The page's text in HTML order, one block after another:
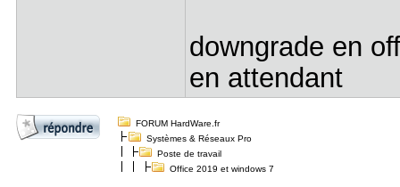
downgrade en
en attendant
FORUM HardWare.fr
Systèmes & Réseaux Pro
Poste de travail
Office 2019 et windows 7